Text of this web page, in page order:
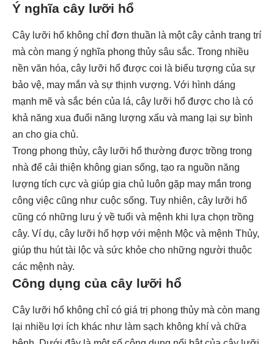
Ý nghĩa cây lưỡi hổ
Cây lưỡi hổ không chỉ đơn thuần là một cây cảnh trang trí
mà còn mang ý nghĩa phong thủy sâu sắc. Trong nhiều
nền văn hóa, cây lưỡi hổ được coi là biểu tượng của sự
bảo vệ, may mắn và sự thịnh vượng. Với hình dáng
mạnh mẽ và sắc bén của lá, cây lưỡi hổ được cho là có
khả năng xua đuổi năng lượng xấu và mang lại sự bình
an cho gia chủ.
Trong phong thủy, cây lưỡi hổ thường được trồng trong
nhà để cải thiện không gian sống, tạo ra nguồn năng
lượng tích cực và giúp gia chủ luôn gặp may mắn trong
công việc cũng như cuộc sống. Tuy nhiên, cây lưỡi hổ
cũng có những lưu ý về tuổi và mệnh khi lựa chọn trồng
cây. Ví dụ, cây lưỡi hổ hợp với mệnh Mộc và mệnh Thủy,
giúp thu hút tài lộc và sức khỏe cho những người thuộc
các mệnh này.
Công dụng của cây lưỡi hổ
Cây lưỡi hổ không chỉ có giá trị phong thủy mà còn mang
lại nhiều lợi ích khác như làm sạch không khí và chữa